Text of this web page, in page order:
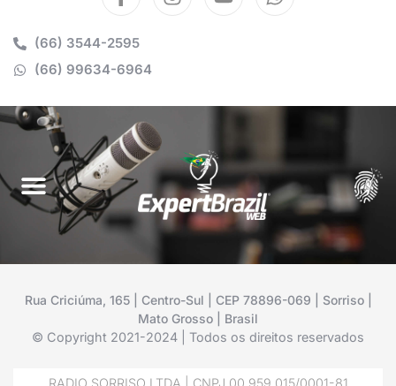
(66) 3544-2595
(66) 99634-6964
Rua Criciúma, 165 | Centro-Sul | CEP 78896-069 | Sorriso |
Mato Grosso | Brasil
© Copyright 2021-2024 | Todos os direitos reservados